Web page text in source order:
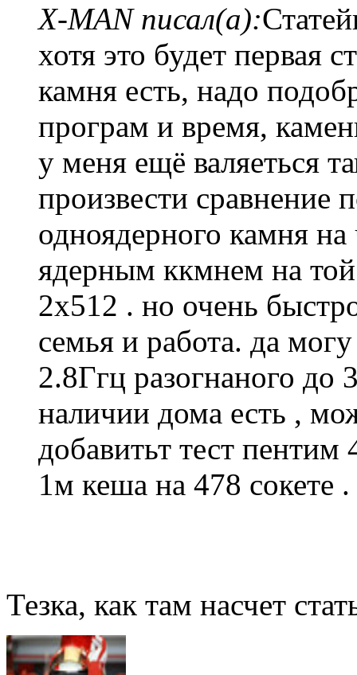
X-MAN писал(а):
хотя это будет первая
камня есть, надо
програм и время,
у меня ещё валяеться
произвести сравнение
одноядерного камня
ядерным ккмнем на
2х512 . но очень
семья и работа. да
2.8Ггц разогнаного до
наличии дома есть ,
добавитьт тест пентим
1м кеша на 478 сокете .
Тезка, как там насчет